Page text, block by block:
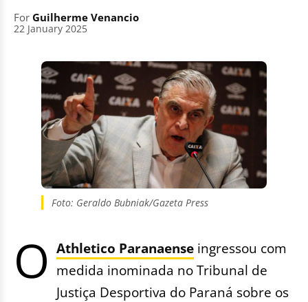
For Guilherme Venancio
22 January 2025
Foto: Geraldo Bubniak/Gazeta Press
O Athletico Paranaense ingressou com
medida inominada no Tribunal de
Justiça Desportiva do Paraná sobre os